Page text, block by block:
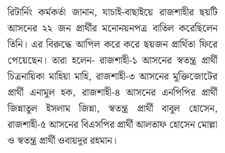
রিটার্নিং কর্মকর্তা জানান, যাচাই-বাছাইয়ে রাজশাহীর ছয়টি
আসনের ২২ জন প্রার্থীর মনোনয়নপত্র বাতিল করেছিলেন
তিনি। এর বিরুদ্ধে আপিল করে করে ছয়জন প্রার্থিতা ফিরে
পেয়েছেন। তারা হলেন- রাজশাহী-১ আসনের স্বতন্ত্র প্রার্থী
চিত্রনায়িকা মাহিয়া মাহি, রাজশাহী-৩ আসনের মুক্তিজোটের
প্রার্থী এনামুল হক, রাজশাহী-৪ আসনের এনপিপির প্রার্থী
জিন্নাতুল ইসলাম জিন্না, স্বতন্ত্র প্রার্থী বাবুল হোসেন,
রাজশাহী-৫ আসনের বিএসপির প্রার্থী আলতাফ হোসেন মোল্লা
ও স্বতন্ত্র প্রার্থী ওবায়দুর রহমান।